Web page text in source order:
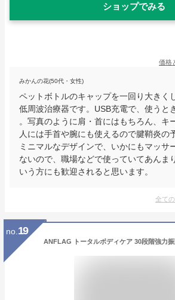
ショップでみる
価格
みかんの花(50代・女性)
ペットボトルのキャップを一回り大きく
低周波治療器です。USB充電で、使うと
。写真のように肩・首にはもちろん、キ
人には手首や腕にも使えるので腱鞘炎の
ミニマルなデザインで、いかにもマッサ
ないので、職場などで使っていてあんま
いう方にも歓迎されると思います。
全て
no. 19